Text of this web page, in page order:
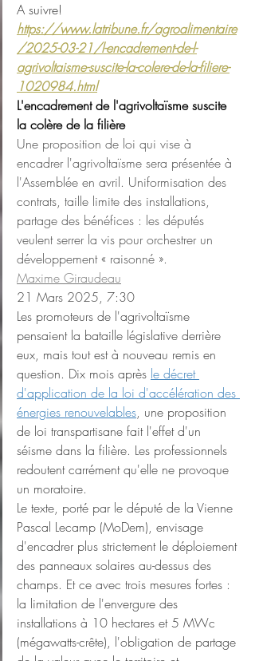
A suivre!
https://www.latribune.fr/agroalimentaire
/2025-03-21/l-encadrement-de-l-
agrivoltaisme-suscite-la-colere-de-la-filiere-
1020984.html
L'encadrement de l'agrivoltaïsme suscite
la colère de la filière
Une proposition de loi qui vise à
encadrer l'agrivoltaïsme sera présentée à
l'Assemblée en avril. Uniformisation des
contrats, taille limite des installations,
partage des bénéfices : les députés
veulent serrer la vis pour orchestrer un
développement « raisonné ».
Maxime Giraudeau
21 Mars 2025, 7:30
Les promoteurs de l'agrivoltaïsme
pensaient la bataille législative derrière
eux, mais tout est à nouveau remis en
question. Dix mois après le décret
d'application de la loi d'accélération des
énergies renouvelables, une proposition
de loi transpartisane fait l'effet d'un
séisme dans la filière. Les professionnels
redoutent carrément qu'elle ne provoque
un moratoire.
Le texte, porté par le député de la Vienne
Pascal Lecamp (MoDem), envisage
d'encadrer plus strictement le déploiement
des panneaux solaires au-dessus des
champs. Et ce avec trois mesures fortes :
la limitation de l'envergure des
installations à 10 hectares et 5 MWc
(mégawatts-crête), l'obligation de partage